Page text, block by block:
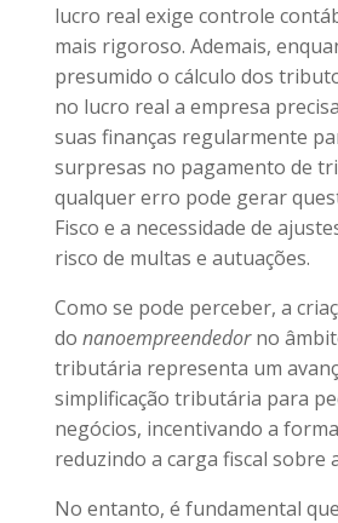
lucro real exige controle
mais rigoroso. Ademais,
presumido o cálculo dos
no lucro real a empresa
suas finanças regularmente
surpresas no pagamento de
qualquer erro pode gerar
Fisco e a necessidade de
risco de multas e autuações.
Como se pode perceber, a
do nanoempreendedorno
tributária representa um
simplificação tributária para
negócios, incentivando a
reduzindo a carga fiscal sobre
No entanto, é fundamental